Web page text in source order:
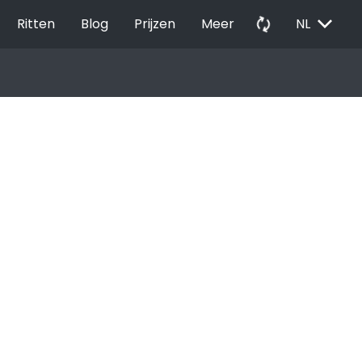
Ritten Blog Prijzen Meer autorenew NL EXPAND_MORE